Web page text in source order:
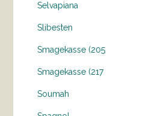
Selvapiana
Slibesten
Smagekasse (205
Smagekasse (217
Soumah